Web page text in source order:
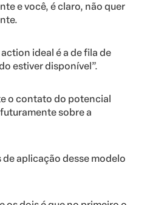
e você, é claro, não quer
ideal é a de fila de
estiver disponível”.
o contato do potencial
sobre a
aplicação desse modelo